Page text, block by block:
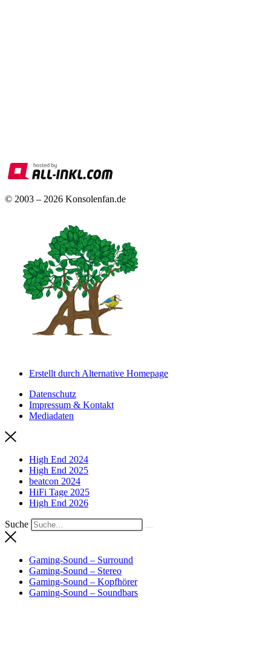
© 2003 – 2026 Konsolenfan.de
Erstellt durch Alternative Homepage
Datenschutz
Impressum & Kontakt
Mediadaten
High End 2024
High End 2025
beatcon 2024
HiFi Tage 2025
High End 2026
Suche
Gaming-Sound – Surround
Gaming-Sound – Stereo
Gaming-Sound – Kopfhörer
Gaming-Sound – Soundbars